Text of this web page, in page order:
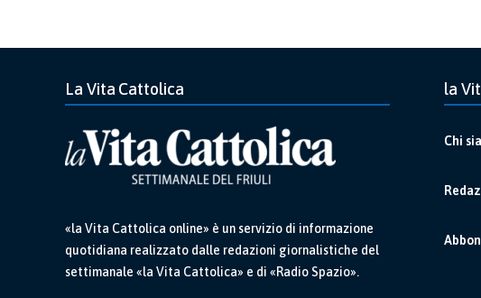
La Vita Cattolica
«la Vita Cattolica online» è un servizio di informazione
quotidiana realizzato dalle redazioni giornalistiche del
settimanale «la Vita Cattolica» e di «Radio Spazio».
la
Chi